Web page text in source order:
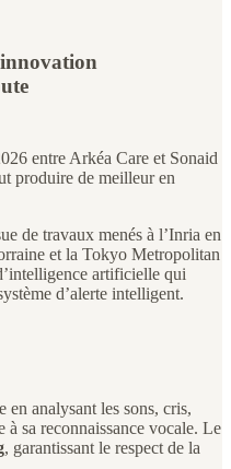
entre Arkéa Care et Sonaid
produire de meilleur en
de travaux menés à l’Inria en
et la Tokyo Metropolitan
artificielle qui
d’alerte intelligent.
en analysant les sons, cris,
à sa reconnaissance vocale. Le
, garantissant le respect de la